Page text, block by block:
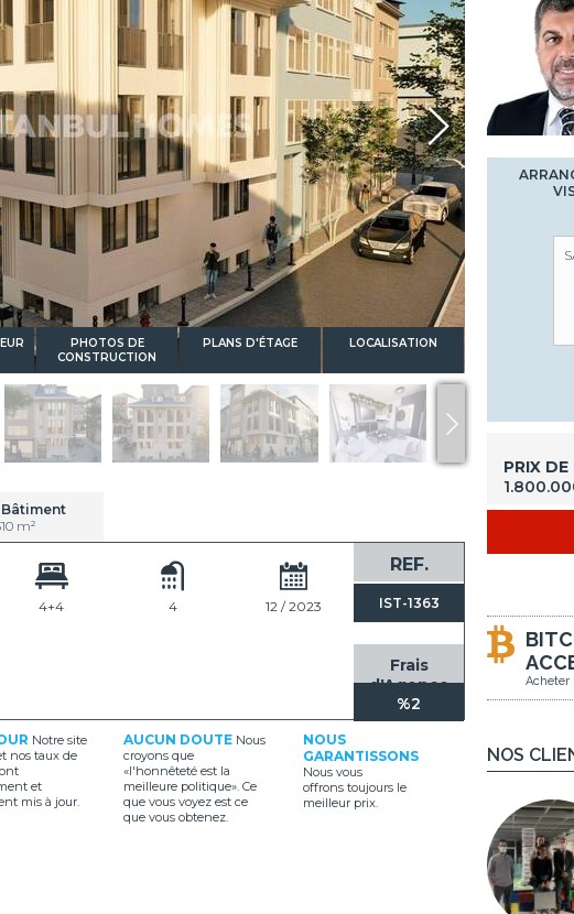
PHOTOS DE
CONSTRUCTION
PLANS D'ÉTAGE LOCALISATION
Bâtiment
m²
REF.
IST-1363
Frais
d'Agence
%2
4+4 4 12 / 2023
Notre site
nos taux de
et
mis à jour.
AUCUN DOUTE Nous
croyons que
«l'honnêteté est la
meilleure politique». Ce
que vous voyez est ce
que vous obtenez.
NOUS
GARANTISSONS
Nous vous
offrons toujours le
meilleur prix.
PRIX
Acheter
NOS